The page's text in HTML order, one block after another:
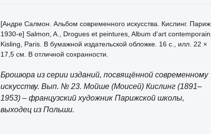
[Андре Салмон. Альбом современного искусства. Кислинг. Париж,
1930-е] Salmon, A., Drogues et peintures, Album d'art contemporain,
Kisling, Paris. В бумажной издательской обложке. 16 с., илл. 22 ×
17,5 см. В отличной сохранности.
Брошюра из серии изданий, посвящённой современному
искусству. Вып. № 23. Мойше (Моисей) Кислинг (1891–
1953) – французский художник Парижской школы,
выходец из Польши.